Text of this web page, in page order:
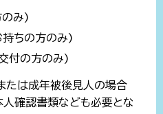
のみ)
ちの方のみ)
付の方のみ)
たは成年被後見人の場合
確認書類なども必要とな